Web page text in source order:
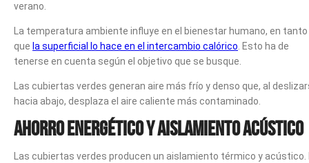
verano.
La temperatura ambiente influye en el bienestar humano, en tanto
que la superficial lo hace en el intercambio calórico . Esto ha de
tenerse en cuenta según el objetivo que se busque.
Las cubiertas verdes generan aire más frío y denso que, al
hacia abajo, desplaza el aire caliente más contaminado.
Ahorro energético y aislamiento acústico
Las cubiertas verdes producen un aislamiento térmico y acústico.